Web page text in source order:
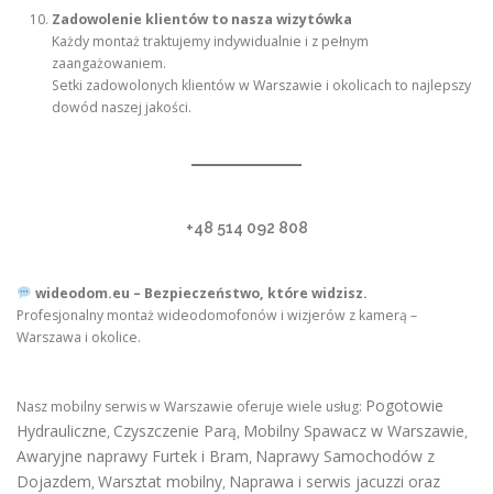
Zadowolenie klientów to nasza wizytówka
Każdy montaż traktujemy indywidualnie i z pełnym
zaangażowaniem.
Setki zadowolonych klientów w Warszawie i okolicach to najlepszy
dowód naszej jakości.
+48 514 092 808
wideodom.eu – Bezpieczeństwo, które widzisz.
Profesjonalny montaż wideodomofonów i wizjerów z kamerą –
Warszawa i okolice.
Nasz mobilny serwis w Warszawie oferuje wiele usług: Pogotowie
Hydrauliczne, Czyszczenie Parą, Mobilny Spawacz w Warszawie,
Awaryjne naprawy Furtek i Bram, Naprawy Samochodów z
Dojazdem, Warsztat mobilny, Naprawa i serwis jacuzzi oraz